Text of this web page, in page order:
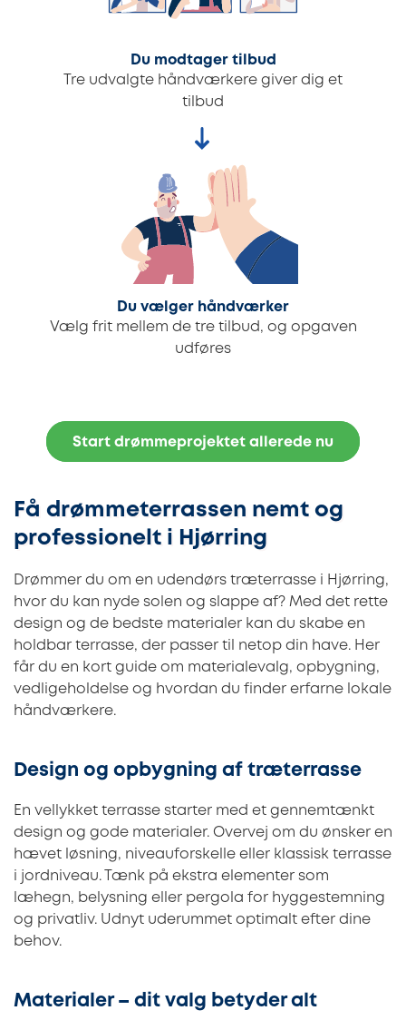
Du modtager tilbud
Tre udvalgte håndværkere giver dig et
tilbud
Du vælger håndværker
Vælg frit mellem de tre tilbud, og opgaven
udføres
Start drømmeprojektet allerede nu
Få drømmeterrassen nemt og
professionelt i Hjørring
Drømmer du om en udendørs træterrasse i Hjørring,
hvor du kan nyde solen og slappe af? Med det rette
design og de bedste materialer kan du skabe en
holdbar terrasse, der passer til netop din have. Her
får du en kort guide om materialevalg, opbygning,
vedligeholdelse og hvordan du finder erfarne lokale
håndværkere.
Design og opbygning af træterrasse
En vellykket terrasse starter med et gennemtænkt
design og gode materialer. Overvej om du ønsker en
hævet løsning, niveauforskelle eller klassisk terrasse
i jordniveau. Tænk på ekstra elementer som
læhegn, belysning eller pergola for hyggestemning
og privatliv. Udnyt uderummet optimalt efter dine
behov.
Materialer – dit valg betyder alt